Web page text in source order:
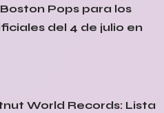
Pops para los
del 4 de julio en
World Records: Lista